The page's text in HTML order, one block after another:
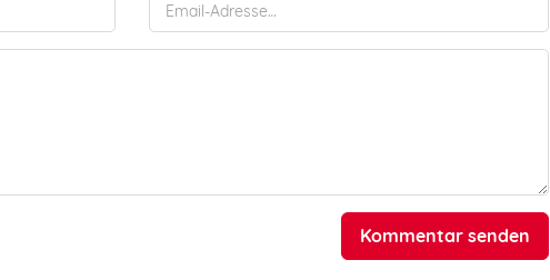
Kommentar senden